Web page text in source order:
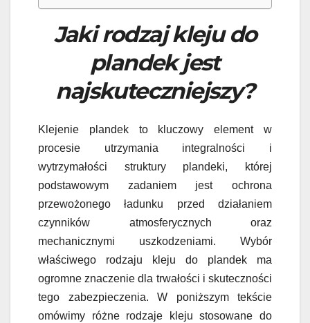
Jaki rodzaj kleju do
plandek jest
najskuteczniejszy?
Klejenie plandek to kluczowy element w
procesie utrzymania integralności i
wytrzymałości struktury plandeki, której
podstawowym zadaniem jest ochrona
przewożonego ładunku przed działaniem
czynników atmosferycznych oraz
mechanicznymi uszkodzeniami. Wybór
właściwego rodzaju kleju do plandek ma
ogromne znaczenie dla trwałości i skuteczności
tego zabezpieczenia. W poniższym tekście
omówimy różne rodzaje kleju stosowane do